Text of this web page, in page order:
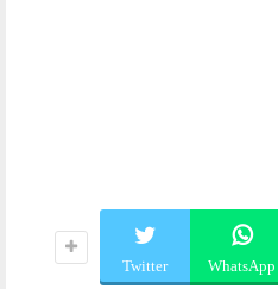
WhatsApp
Twitter